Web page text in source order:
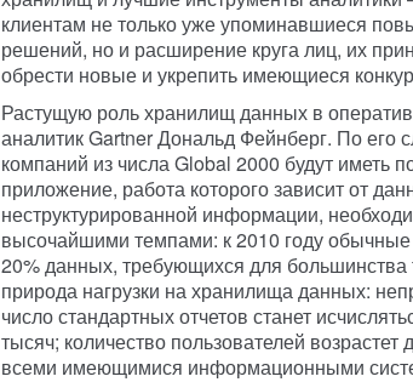
клиентам не только уже упоминавшиеся
решений, но и расширение круга лиц, их
обрести новые и укрепить имеющиеся
Растущую роль хранилищ данных в
аналитик Gartner Дональд Фейнберг. По его
компаний из числа Global 2000 будут иметь
приложение, работа которого зависит от
неструктурированной информации,
высочайшими темпами: к 2010 году
20% данных, требующихся для большинства
природа нагрузки на хранилища данных:
число стандартных отчетов станет
тысяч; количество пользователей
всеми имеющимися информационными